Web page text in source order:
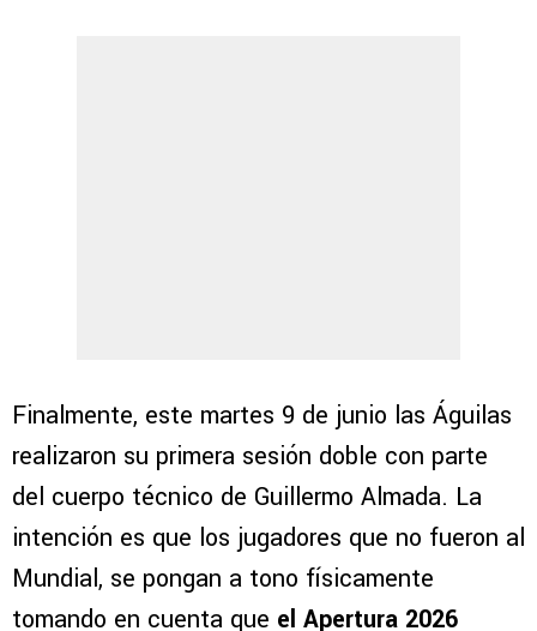
Finalmente, este martes 9 de junio las Águilas
realizaron su primera sesión doble con parte
del cuerpo técnico de Guillermo Almada. La
intención es que los jugadores que no fueron al
Mundial, se pongan a tono físicamente
tomando en cuenta que el Apertura 2026